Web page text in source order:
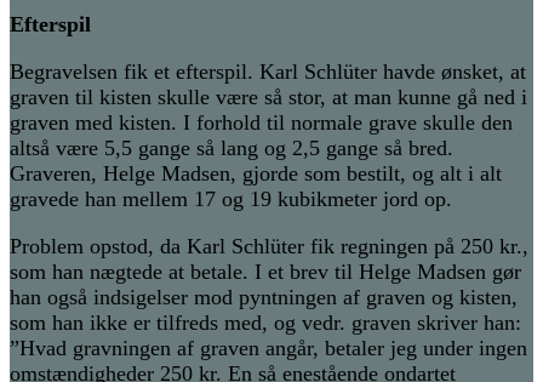
Efterspil
Begravelsen fik et efterspil. Karl Schlüter havde ønsket, at
graven til kisten skulle være så stor, at man kunne gå ned i
graven med kisten. I forhold til normale grave skulle den
altså være 5,5 gange så lang og 2,5 gange så bred.
Graveren, Helge Madsen, gjorde som bestilt, og alt i alt
gravede han mellem 17 og 19 kubikmeter jord op.
Problem opstod, da Karl Schlüter fik regningen på 250 kr.,
som han nægtede at betale. I et brev til Helge Madsen gør
han også indsigelser mod pyntningen af graven og kisten,
som han ikke er tilfreds med, og vedr. graven skriver han:
”Hvad gravningen af graven angår, betaler jeg under ingen
omstændigheder 250 kr. En så enestående ondartet